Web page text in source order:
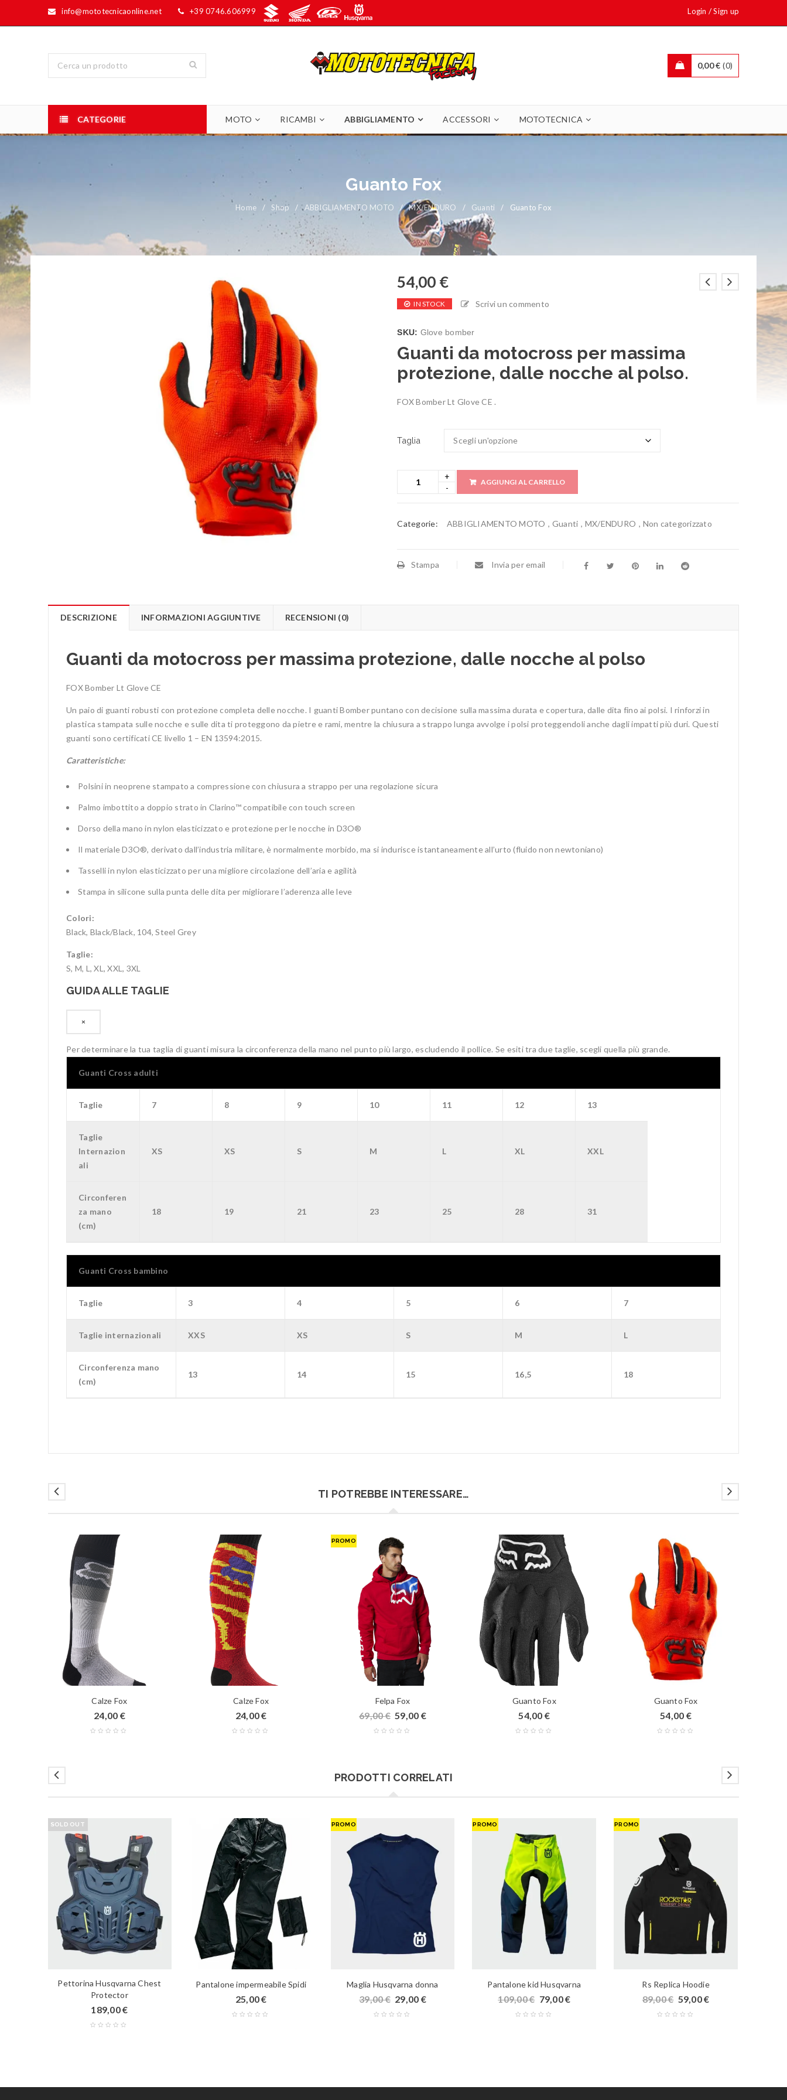
info@mototecnicaonline.net +39 0746.606999 Login /Sign up
0,00€ 0
CATEGORIE MOTO RICAMBI ABBIGLIAMENTO ACCESSORI MOTOTECNICA
Guanto Fox
Home / Shop / ABBIGLIAMENTO MOTO / MX/ENDURO / Guanti / Guanto Fox
54,00 €
IN STOCK Scrivi un commento
SKU: Glove bomber
Guanti da motocross per massima
protezione, dalle nocche al polso.
FOX Bomber Lt Glove CE .
Taglia
AGGIUNGI AL CARRELLO
Categorie: ABBIGLIAMENTO MOTO , Guanti , MX/ENDURO , Non categorizzato
Stampa Invia per email
DESCRIZIONE INFORMAZIONI AGGIUNTIVE RECENSIONI (0)
Guanti da motocross per massima protezione, dalle nocche al polso
FOX Bomber Lt Glove CE
Un paio di guanti robusti con protezione completa delle nocche. I guanti Bomber puntano con decisione sulla massima durata e copertura, dalle dita fino ai polsi. I rinforzi in
plastica stampata sulle nocche e sulle dita ti proteggono da pietre e rami, mentre la chiusura a strappo lunga avvolge i polsi proteggendoli anche dagli impatti più duri. Questi
guanti sono certificati CE livello 1 – EN 13594:2015.
Caratteristiche:
Polsini in neoprene stampato a compressione con chiusura a strappo per una regolazione sicura
Palmo imbottito a doppio strato in Clarino™ compatibile con touch screen
Dorso della mano in nylon elasticizzato e protezione per le nocche in D3O®
Il materiale D3O®, derivato dall’industria militare, è normalmente morbido, ma si indurisce istantaneamente all’urto (fluido non newtoniano)
Tasselli in nylon elasticizzato per una migliore circolazione dell’aria e agilità
Stampa in silicone sulla punta delle dita per migliorare l’aderenza alle leve
Colori:
Black, Black/Black, 104, Steel Grey
Taglie:
S, M, L, XL, XXL, 3XL
GUIDA ALLE TAGLIE
×
Per determinare la tua taglia di guanti misura la circonferenza della mano nel punto più largo, escludendo il pollice. Se esiti tra due taglie, scegli quella più grande.
Guanti Cross adulti
Taglie 7 8 9 10 11 12 13
Taglie
Internazion
ali
XS XS S M L XL XXL
Circonferen
za mano
(cm)
18 19 21 23 25 28 31
Guanti Cross bambino
Taglie 3 4 5 6 7
Taglie internazionali XXS XS S M L
Circonferenza mano
(cm)
13 14 15 16,5 18
TI POTREBBE INTERESSARE…
Calze Fox
24,00 €
Calze Fox
24,00€
PROMO
Felpa Fox
69,00€ 59,00 €
Guanto Fox
54,00 €
Guanto Fox
54,00 €
PRODOTTI CORRELATI
SOLD OUT
Pettorina Husqvarna Chest
Protector
189,00€
Pantalone impermeabile Spidi
25,00€
PROMO
Maglia Husqvarna donna
39,00€ 29,00 €
PROMO
Pantalone kid Husqvarna
109,00€ 79,00€
PROMO
Rs Replica Hoodie
89,00€ 59,00€